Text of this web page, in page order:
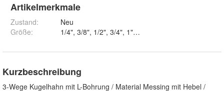
Artikelmerkmale
Zustand:
Neu
Größe:
Kurzbeschreibung
3-Wege Kugelhahn mit L-Bohrung / Material Messing mit Hebel /